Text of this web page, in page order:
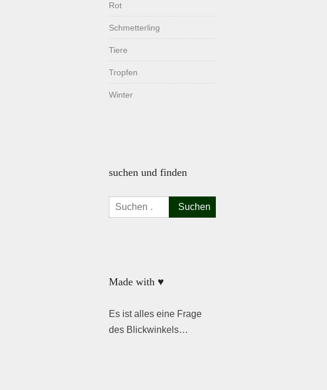
Rot
Schmetterling
Tiere
Tropfen
Winter
suchen und finden
Suchen
nach:
Made with ♥
Es ist alles eine Frage
des Blickwinkels…